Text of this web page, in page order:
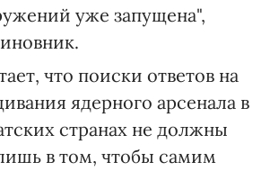
уже запущена",
что поиски ответов на
ядерного арсенала в
странах не должны
в том, чтобы самим